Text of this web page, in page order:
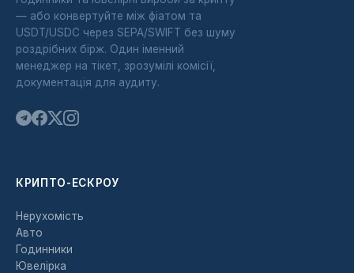
— або конвертуйте між фіатом та
USDT/USDC через SEPA/SWIFT без шуму
роздрібних бірж. Один іменний
менеджер на тікет, зрозумілі комісії,
документація для аудиту.
КРИПТО-ЕСКРОУ
Нерухомість
Авто
Годинники
Ювелірка